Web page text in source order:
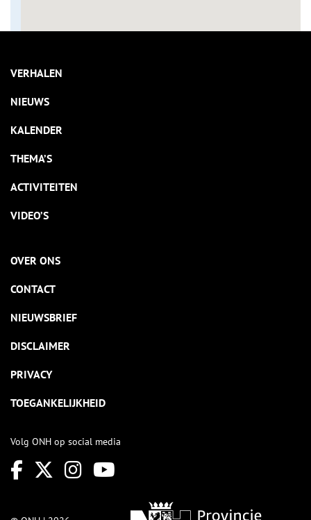
VERHALEN
NIEUWS
KALENDER
THEMA’S
ACTIVITEITEN
VIDEO’S
OVER ONS
CONTACT
NIEUWSBRIEF
DISCLAIMER
PRIVACY
TOEGANKELIJKHEID
Volg ONH op social media